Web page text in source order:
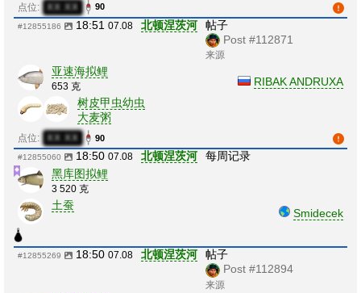
点位: XX:XX 90
#12855186 18:51 07.08 北顿涅茨河
帖子
Post #112871
来源
亚速海拟鲤
653 克
树皮甲虫幼虫
大麦粥
RIBAK ANDRUXA
点位: XX:XX 90
#12855060 18:50 07.08 北顿涅茨河
每周记录
黑库图拟鲤
3 520 克
土蚕
Smidecek
#12855269 18:50 07.08 北顿涅茨河
帖子
Post #112894
来源